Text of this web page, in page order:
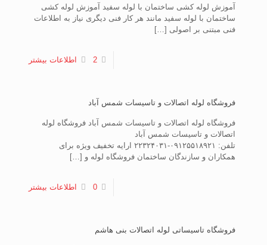
آموزش لوله کشی ساختمان با لوله سفید آموزش لوله کشی
ساختمان با لوله سفید مانند هر کار فنی دیگری نیاز به اطلاعات
فنی مبتنی بر اصولی […]
2 اطلاعات بیشتر
فروشگاه لوله اتصالات و تاسیسات شمس آباد
فروشگاه لوله اتصالات و تاسیسات شمس آباد فروشگاه لوله
اتصالات و تاسیسات شمس آباد
تلفن: ۰۹۱۲۵۵۱۸۹۲۱-۲۲۳۲۴۰۳۱ ارایه تخفیف ویژه برای
همکاران و سازندگان ساختمان فروشگاه لوله و […]
0 اطلاعات بیشتر
فروشگاه تاسیساتی لوله اتصالات بنی هاشم